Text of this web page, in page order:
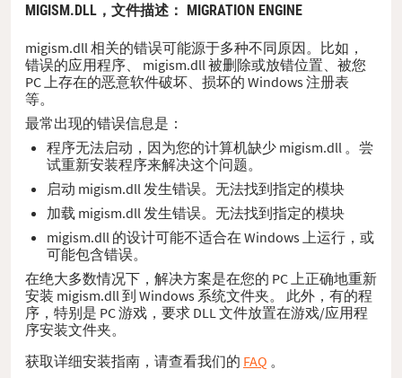
MIGISM.DLL， 文件描述 ： MIGRATION ENGINE
migism.dll 相关的错误可能源于多种不同原因。比如，
错误的应用程序、 migism.dll 被删除或放错位置、被您
PC 上存在的恶意软件破坏、损坏的 Windows 注册表
等。
最常出现的错误信息是：
程序无法启动，因为您的计算机缺少 migism.dll 。尝
试重新安装程序来解决这个问题。
启动 migism.dll 发生错误。无法找到指定的模块
加载 migism.dll 发生错误。无法找到指定的模块
migism.dll 的设计可能不适合在 Windows 上运行，或
可能包含错误。
在绝大多数情况下，解决方案是在您的 PC 上正确地重新
安装 migism.dll 到 Windows 系统文件夹。 此外，有的程
序，特别是 PC 游戏，要求 DLL 文件放置在游戏/应用程
序安装文件夹。
获取详细安装指南，请查看我们的 FAQ 。